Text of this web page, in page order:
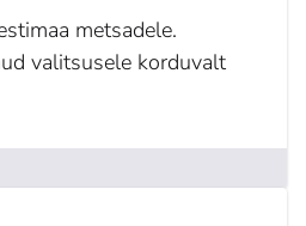
metsadele.
valitsusele korduvalt